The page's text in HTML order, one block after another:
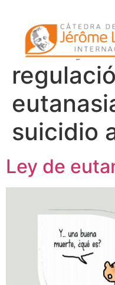
Etiqueta:
de Ley
suicidio
Ley de